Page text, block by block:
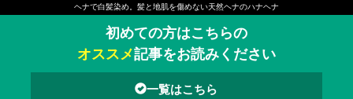
ヘナで白髪染め。髪と地肌を傷めない天然ヘナのハナヘナ
初めての方はこちらの
オススメ記事をお読みください
一覧はこちら